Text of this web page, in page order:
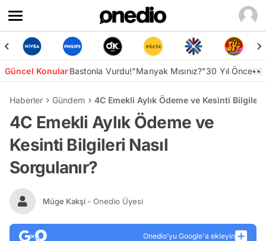
Güncel KonularBastonla Vurdu!"Manyak Mısınız?"30 Yıl Önce👀
Haberler Gündem 4C Emekli Aylık Ödeme ve Kesinti Bilgileri
4C Emekli Aylık Ödeme ve
Kesinti Bilgileri Nasıl
Sorgulanır?
Müge Kakşi - Onedio Üyesi
Onedio’yu Google'a ekleyin